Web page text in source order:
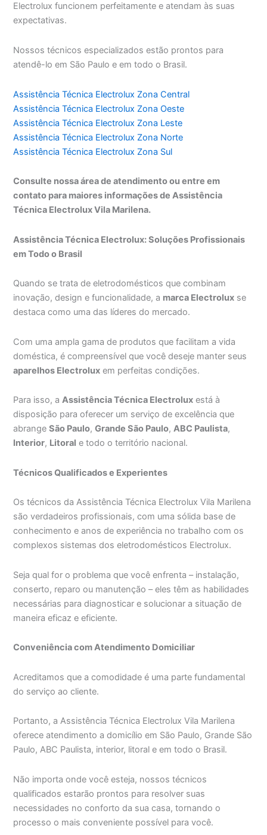
Electrolux funcionem perfeitamente e atendam às suas
expectativas.
Nossos técnicos especializados estão prontos para
atendê-lo em São Paulo e em todo o Brasil.
Assistência Técnica Electrolux Zona Central
Assistência Técnica Electrolux Zona Oeste
Assistência Técnica Electrolux Zona Leste
Assistência Técnica Electrolux Zona Norte
Assistência Técnica Electrolux Zona Sul
Consulte nossa área de atendimento ou entre em
contato para maiores informações de Assistência
Técnica Electrolux Vila Marilena.
Assistência Técnica Electrolux: Soluções Profissionais
em Todo o Brasil
Quando se trata de eletrodomésticos que combinam
inovação, design e funcionalidade, a marca Electrolux se
destaca como uma das líderes do mercado.
Com uma ampla gama de produtos que facilitam a vida
doméstica, é compreensível que você deseje manter seus
aparelhos Electrolux em perfeitas condições.
Para isso, aAssistência Técnica Electrolux está à
disposição para oferecer um serviço de excelência que
abrangeSão Paulo,Grande São Paulo,ABC Paulista,
Interior, Litoral e todo o território nacional.
Técnicos Qualificados e Experientes
Os técnicos da Assistência Técnica Electrolux Vila Marilena
são verdadeiros profissionais, com uma sólida base de
conhecimento e anos de experiência no trabalho com os
complexos sistemas dos eletrodomésticos Electrolux.
Seja qual for o problema que você enfrenta – instalação,
conserto, reparo ou manutenção – eles têm as habilidades
necessárias para diagnosticar e solucionar a situação de
maneira eficaz e eficiente.
Conveniência com Atendimento Domiciliar
Acreditamos que a comodidade é uma parte fundamental
do serviço ao cliente.
Portanto, a Assistência Técnica Electrolux Vila Marilena
oferece atendimento a domicílio em São Paulo, Grande São
Paulo, ABC Paulista, interior, litoral e em todo o Brasil.
Não importa onde você esteja, nossos técnicos
qualificados estarão prontos para resolver suas
necessidades no conforto da sua casa, tornando o
processo o mais conveniente possível para você.